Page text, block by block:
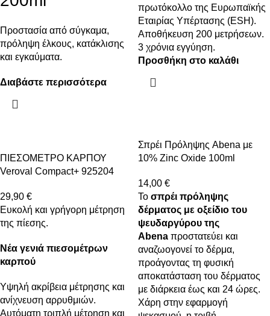
Προστασία από σύγκαμα,
πρόληψη έλκους, κατάκλισης
και εγκαύματα.
Διαβάστε περισσότερα
πρωτόκολλο της Ευρωπαϊκής
Εταιρίας Υπέρτασης (ESH).
Αποθήκευση 200 μετρήσεων.
3 χρόνια εγγύηση.
Προσθήκη στο καλάθι
ΠΙΕΣΟΜΕΤΡΟ ΚΑΡΠΟΥ
Veroval Compact+ 925204
29,90 €
Ευκολή και γρήγορη μέτρηση
της πίεσης.
Νέα γενιά πιεσομέτρων
καρπού
Υψηλή ακρίβεια μέτρησης και
ανίχνευση αρρυθμιών.
Αυτόματη τριπλή μέτρηση και
Σπρέι Πρόληψης Abena με
10% Zinc Oxide 100ml
14,00 €
Το σπρέι πρόληψης
δέρματος με οξείδιο του
ψευδαργύρου της
Abena προστατεύει και
αναζωογονεί το δέρμα,
προάγοντας τη φυσική
αποκατάσταση του δέρματος
με διάρκεια έως και 24 ώρες.
Χάρη στην εφαρμογή